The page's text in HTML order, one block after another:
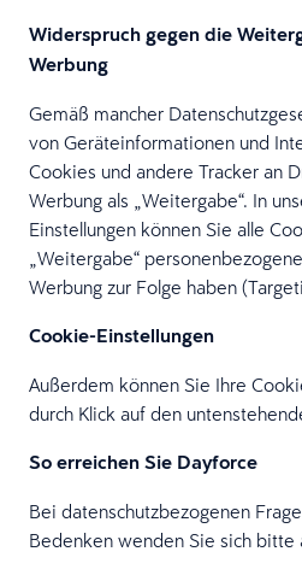
Widerspruch gegen die
Werbung
Gemäß mancher
von Geräteinformationen und
Cookies und andere Tracker an
Werbung als „Weitergabe“. In
Einstellungen können Sie alle
„Weitergabe“
Werbung zur Folge haben
Cookie-Einstellungen
Außerdem können Sie Ihre
durch Klick auf den
So erreichen Sie Dayforce
Bei datenschutzbezogenen
Bedenken wenden Sie sich bitte